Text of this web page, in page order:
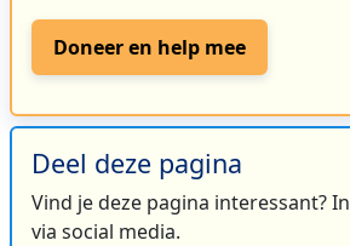
Doneer en help mee
Deel deze pagina
Vind je deze pagina interessant?
via social media.